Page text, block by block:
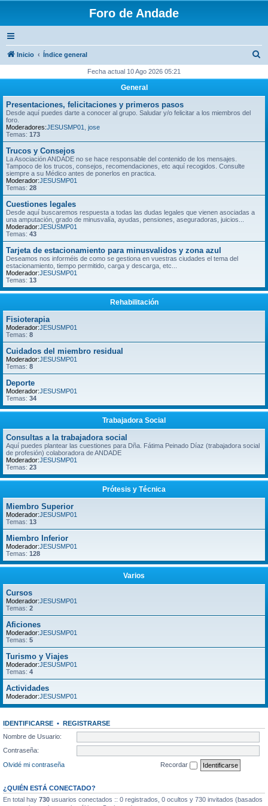
Foro de Andade
Inicio Índice general
c
Fecha actual 10 Ago 2026 05:21
General
Presentaciones, felicitaciones y primeros pasos
Desde aquí puedes darte a conocer al grupo. Saludar y/o felicitar a los miembros del
foro.
Moderadores:JESUSMP01
jose
Temas: 173
Trucos y Consejos
La Asociación ANDADE no se hace responsable del contenido de los mensajes.
Tampoco de los trucos, consejos, recomendaciones, etc aquí recogidos. Consulte
siempre a su Médico antes de ponerlos en practica.
Moderador:JESUSMP01
Temas: 28
Cuestiones legales
Desde aquí buscaremos respuesta a todas las dudas legales que vienen asociadas a
una amputación, grado de minusvalía, ayudas, pensiones, aseguradoras, juicios...
Moderador:JESUSMP01
Temas: 43
Tarjeta de estacionamiento para minusvalidos y zona azul
Deseamos nos informéis de como se gestiona en vuestras ciudades el tema del
estacionamiento, tiempo permitido, carga y descarga, etc...
Moderador:JESUSMP01
Temas: 13
Rehabilitación
Fisioterapia
Moderador:JESUSMP01
Temas: 8
Cuidados del miembro residual
Moderador:JESUSMP01
Temas: 8
Deporte
Moderador:JESUSMP01
Temas: 34
Trabajadora Social
Consultas a la trabajadora social
Aquí puedes plantear las cuestiones para Dña. Fátima Peinado Díaz (trabajadora social
de profesión) colaboradora de ANDADE
Moderador:JESUSMP01
Temas: 23
Prótesis y Técnica
Miembro Superior
Moderador:JESUSMP01
Temas: 13
Miembro Inferior
Moderador:JESUSMP01
Temas: 128
Varios
Cursos
Moderador:JESUSMP01
Temas: 2
Aficiones
Moderador:JESUSMP01
Temas: 5
Turismo y Viajes
Moderador:JESUSMP01
Temas: 4
Actividades
Moderador:JESUSMP01
IDENTIFICARSE • REGISTRARSE
Nombre de Usuario:
Contraseña:
Olvidé mi contraseña
Recordar
¿QUIÉN ESTÁ CONECTADO?
En total hay 730 usuarios conectados :: 0 registrados, 0 ocultos y 730 invitados (basados